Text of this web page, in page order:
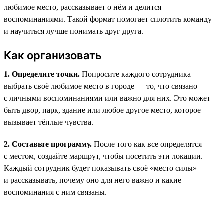
любимое место, рассказывает о нём и делится
воспоминаниями. Такой формат помогает сплотить команду
и научиться лучше понимать друг друга.
Как организовать
1. Определите точки. Попросите каждого сотрудника
выбрать своё любимое место в городе — то, что связано
с личными воспоминаниями или важно для них. Это может
быть двор, парк, здание или любое другое место, которое
вызывает тёплые чувства.
2. Составьте программу. После того как все определятся
с местом, создайте маршрут, чтобы посетить эти локации.
Каждый сотрудник будет показывать своё «место силы»
и рассказывать, почему оно для него важно и какие
воспоминания с ним связаны.